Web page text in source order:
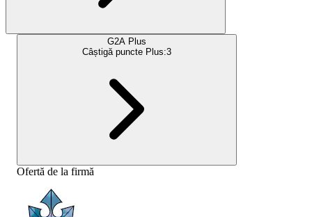
G2A Plus
Câștigă puncte Plus:3
Ofertă de la firmă